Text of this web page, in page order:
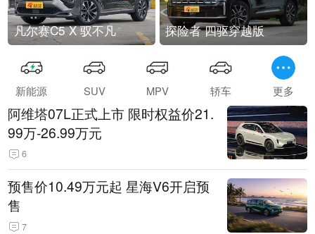
凡尔赛C5 X 驭不凡 探险者 四驱穿越版
新能源 SUV MPV 轿车 更多
阿维塔07L正式上市 限时权益价21.
99万-26.99万元
6
预售价10.49万元起 星海V6开启预
售
7